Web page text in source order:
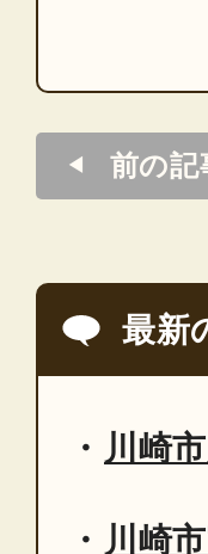
前の記
最新
川崎
川崎